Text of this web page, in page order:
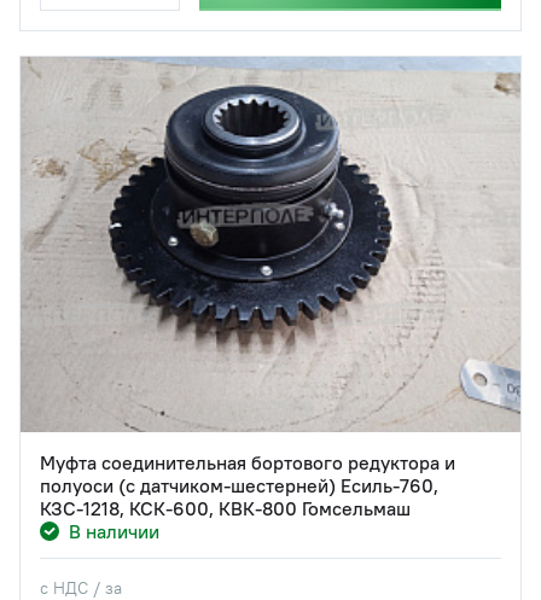
Муфта соединительная бортового редуктора и
полуоси (с датчиком-шестерней) Есиль-760,
КЗС-1218, КСК-600, КВК-800 Гомсельмаш
В наличии
с НДС / за